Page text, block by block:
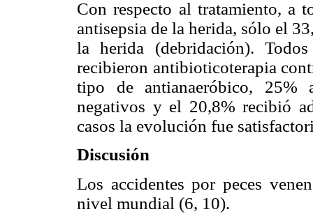
Con respecto al tratamiento, a
antisepsia de la herida, sólo el
la herida (debridación).
recibieron antibioticoterapia
tipo de antianaeróbico, 25%
negativos y el 20,8% recibió
casos la evolución fue
Discusión
Los accidentes por peces
nivel mundial (6, 10).